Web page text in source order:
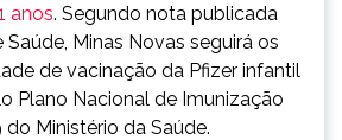
anos. Segundo nota publicada
Minas Novas seguirá os
de vacinação da Pfizer infantil
Plano Nacional de Imunização
Ministério da Saúde.